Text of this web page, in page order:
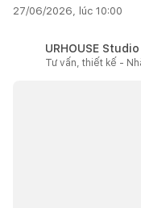
27/06/2026, lúc 10:00
URHOUSE Studio
Tư vấn, thiết kế -